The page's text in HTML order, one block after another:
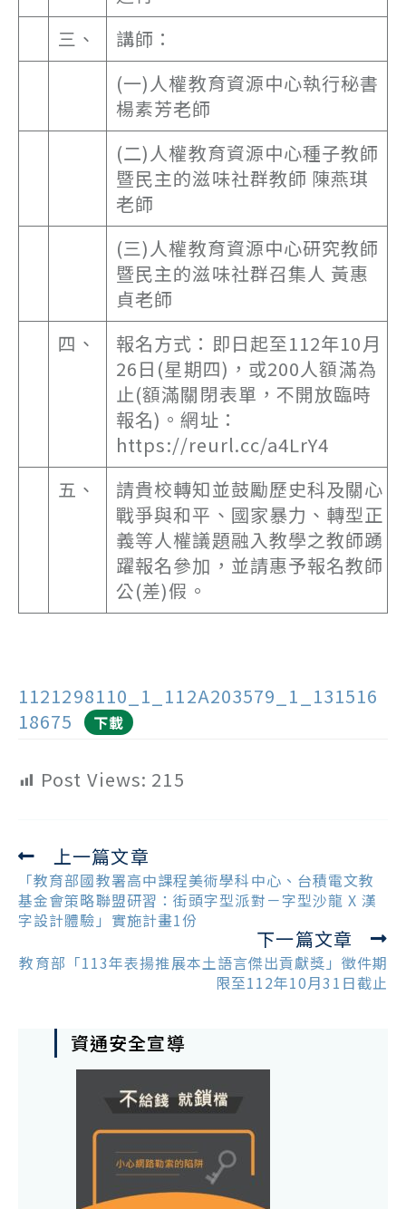
三、
講師：
(一)人權教育資源中心執行秘書
楊素芳老師
(二)人權教育資源中心種子教師
暨民主的滋味社群教師 陳燕琪
老師
(三)人權教育資源中心研究教師
暨民主的滋味社群召集人 黃惠
貞老師
四、
報名方式：即日起至112年10月
26日(星期四)，或200人額滿為
止(額滿關閉表單，不開放臨時
報名)。網址：
https://reurl.cc/a4LrY4
五、
請貴校轉知並鼓勵歷史科及關心
戰爭與和平、國家暴力、轉型正
義等人權議題融入教學之教師踴
躍報名參加，並請惠予報名教師
公(差)假。
1121298110_1_112A203579_1_131516
18675
下載
Post Views: 215
Read
more
articles
上一篇文章
「教育部國教署高中課程美術學科中心、台積電文教
基金會策略聯盟研習：街頭字型派對－字型沙龍 X 漢
字設計體驗」實施計畫1份
下一篇文章
教育部「113年表揚推展本土語言傑出貢獻獎」徵件期
限至112年10月31日截止
資通安全宣導